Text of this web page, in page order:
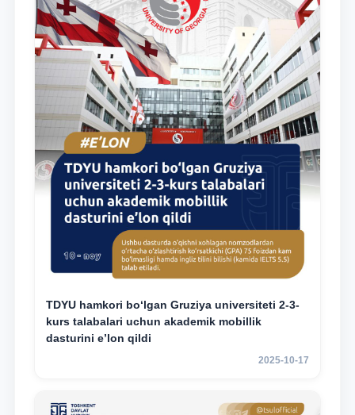
TDYU hamkori bo‘lgan Gruziya universiteti 2-3-
kurs talabalari uchun akademik mobillik
dasturini e’lon qildi
2025-10-17